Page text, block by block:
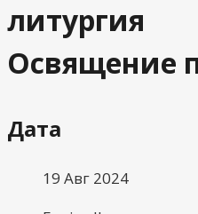
литургия
Освящение
Дата
19 Авг 2024